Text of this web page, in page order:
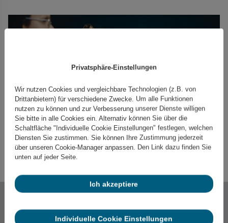
Privatsphäre-Einstellungen
Wir nutzen Cookies und vergleichbare Technologien (z.B. von
Drittanbietern) für verschiedene Zwecke. Um alle Funktionen
nutzen zu können und zur Verbesserung unserer Dienste willigen
Sie bitte in alle Cookies ein. Alternativ können Sie über die
Schaltfläche "Individuelle Cookie Einstellungen" festlegen, welchen
Diensten Sie zustimmen. Sie können Ihre Zustimmung jederzeit
über unseren Cookie-Manager anpassen. Den Link dazu finden Sie
unten auf jeder Seite.
Ich akzeptiere
Individuelle Cookie Einstellungen